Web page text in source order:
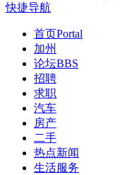
快捷导航
首页Portal
加州
论坛BBS
招聘
求职
汽车
房产
二手
热点新闻
生活服务